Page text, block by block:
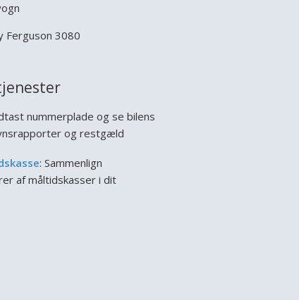
Ferguson 3080
nummerplade og se bilens
og restgæld
: Sammenlign
af måltidskasser i dit